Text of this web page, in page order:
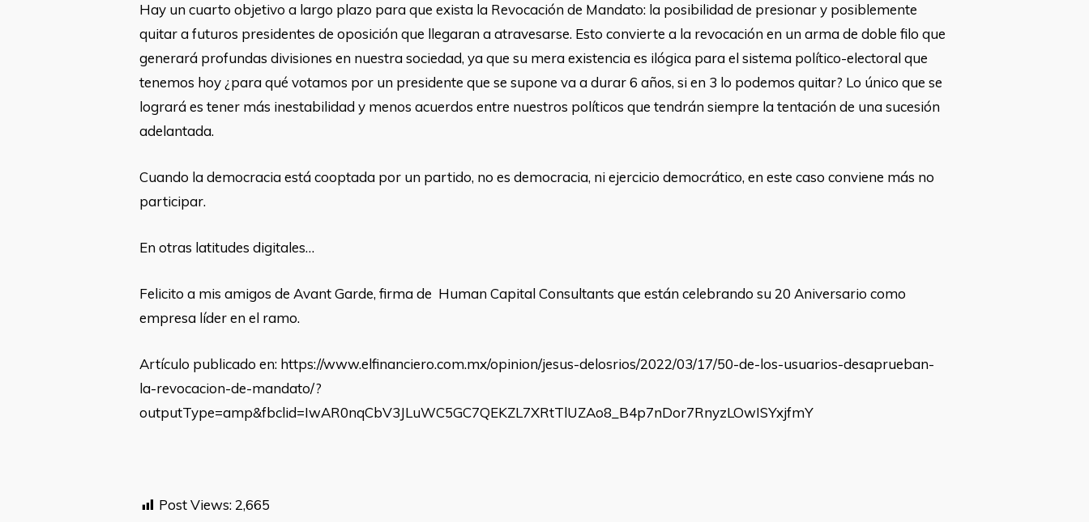
Hay un cuarto objetivo a largo plazo para que exista la Revocación de Mandato: la posibilidad de presionar y posiblemente
quitar a futuros presidentes de oposición que llegaran a atravesarse. Esto convierte a la revocación en un arma de doble filo que
generará profundas divisiones en nuestra sociedad, ya que su mera existencia es ilógica para el sistema político-electoral que
tenemos hoy ¿para qué votamos por un presidente que se supone va a durar 6 años, si en 3 lo podemos quitar? Lo único que se
logrará es tener más inestabilidad y menos acuerdos entre nuestros políticos que tendrán siempre la tentación de una sucesión
adelantada.
Cuando la democracia está cooptada por un partido, no es democracia, ni ejercicio democrático, en este caso conviene más no
participar.
En otras latitudes digitales…
Felicito a mis amigos de Avant Garde, firma de Human Capital Consultants que están celebrando su 20 Aniversario como
empresa líder en el ramo.
Artículo publicado en: https://www.elfinanciero.com.mx/opinion/jesus-delosrios/2022/03/17/50-de-los-usuarios-desaprueban-
la-revocacion-de-mandato/?
outputType=amp&fbclid=IwAR0nqCbV3JLuWC5GC7QEKZL7XRtTlUZAo8_B4p7nDor7RnyzLOwISYxjfmY
Post Views:2,665